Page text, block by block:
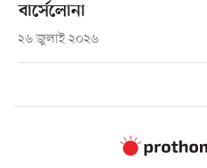
বার্সেলোনা
২৬ জুলাই ২০২৬